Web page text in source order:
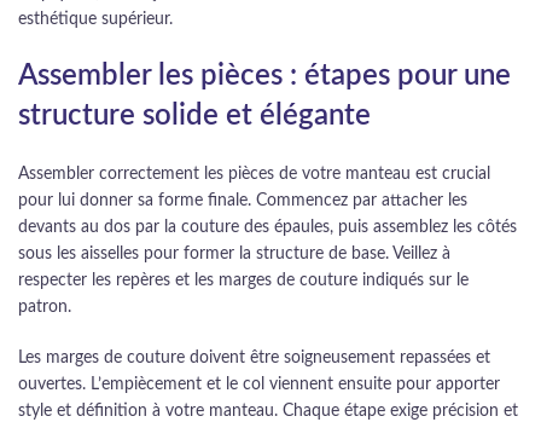
esthétique supérieur.
Assembler les pièces : étapes pour une
structure solide et élégante
Assembler correctement les pièces de votre manteau est crucial
pour lui donner sa forme finale. Commencez par attacher les
devants au dos par la couture des épaules, puis assemblez les côtés
sous les aisselles pour former la structure de base. Veillez à
respecter les repères et les marges de couture indiqués sur le
patron.
Les marges de couture doivent être soigneusement repassées et
ouvertes. L’empiècement et le col viennent ensuite pour apporter
style et définition à votre manteau. Chaque étape exige précision et